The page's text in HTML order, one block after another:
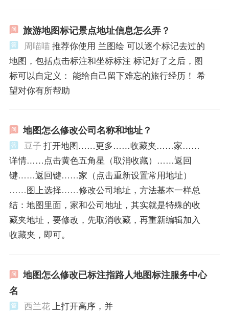
旅游地图标记景点地址信息怎么弄？
周喵喵推荐你使用 兰图绘 可以逐个标记去过的
地图，包括点击标注和坐标标注 标记好了之后，图
标可以自定义： 能给自己留下难忘的旅行经历！ 希
望对你有所帮助
地图怎么修改公司名称和地址？
豆子 打开地图……更多……收藏夹……家……
详情……点击黄色五角星（取消收藏）……返回
键……返回键……家（点击重新设置常用地址）
……图上选择……修改公司地址，方法基本一样总
结：地图里面，家和公司地址，其实就是特殊的收
藏夹地址，要修改，先取消收藏，再重新编辑加入
收藏夹，即可。
地图怎么修改已标注指路人地图标注服务中心
名
西兰花上打开高序，并